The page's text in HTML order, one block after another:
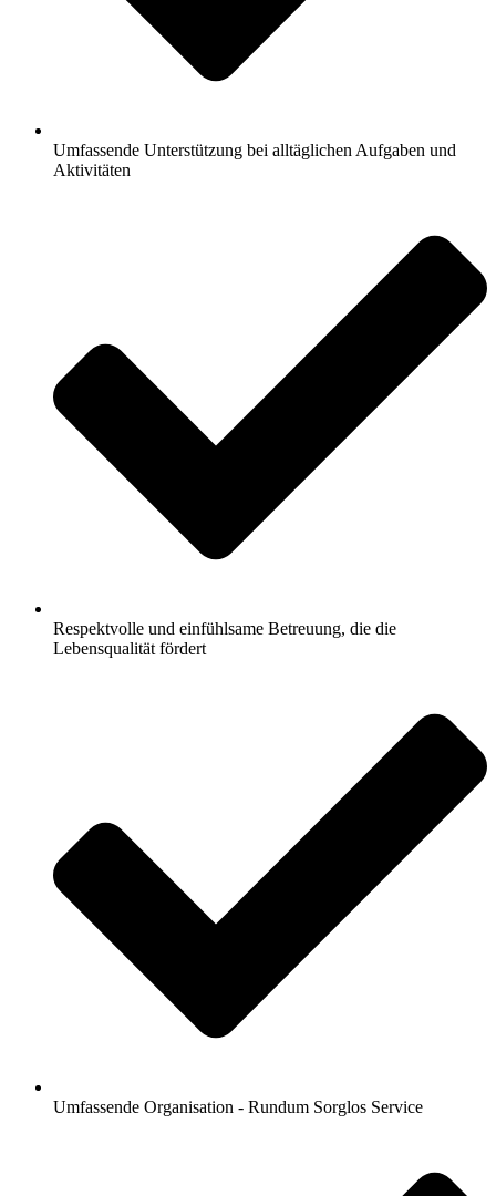
Umfassende Unterstützung bei alltäglichen Aufgaben und
Aktivitäten
Respektvolle und einfühlsame Betreuung, die die
Lebensqualität fördert
Umfassende Organisation - Rundum Sorglos Service